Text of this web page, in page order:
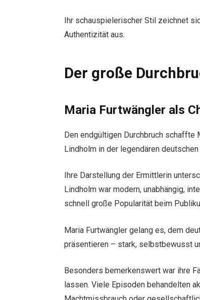
Ihr schauspielerischer Stil zeichnet
Authentizität aus.
Der große
Maria Furtwängler als
Den endgültigen Durchbruch schaffte
Lindholm in der legendären
Ihre Darstellung der Ermittlerin
Lindholm war modern, unabhängig,
schnell große Popularität beim
Maria Furtwängler gelang es, dem
präsentieren – stark, selbstbewusst
Besonders bemerkenswert war ihre
lassen. Viele Episoden behandelten